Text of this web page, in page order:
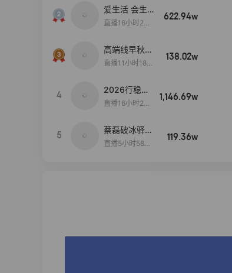
爱生活 会生
活
直播16小时24
622.94w
高端线早秋现
货首发
直播11小时18分
138.02w
4
2026行稳致
远
直播16小时20
1,146.69w
5
蔡磊破冰驿站
直播间好物分
直播5小时58分
119.36w